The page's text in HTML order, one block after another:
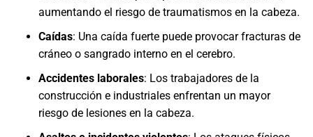
aumentando el riesgo de traumatismos en la cabeza.
Caídas: Una caída fuerte puede provocar fracturas de
cráneo o sangrado interno en el cerebro.
Accidentes laborales: Los trabajadores de la
construcción e industriales enfrentan un mayor
riesgo de lesiones en la cabeza.